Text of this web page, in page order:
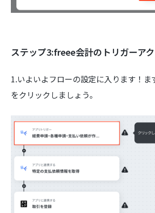
ステップ3:freee会計のトリガーア
1.いよいよフローの設定に入ります！ま
をクリックしましょう。